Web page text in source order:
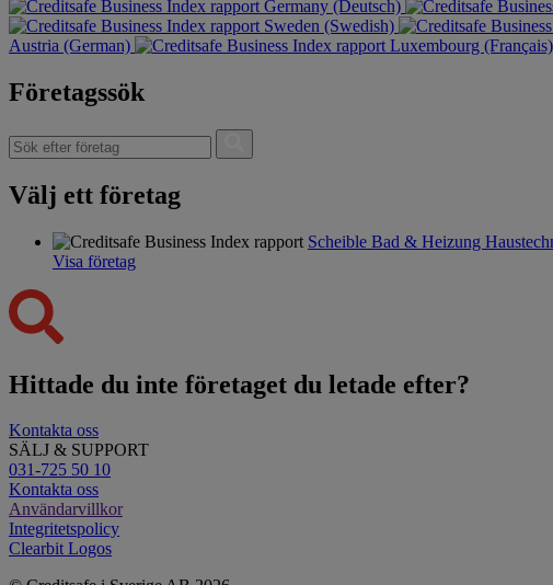
Germany (Deutsch)
Sweden (Swedish)
Austria (German)
Luxembourg (Français)
Företagssök
Välj ett företag
Scheible Bad & Heizung
Visa företag
Hittade du inte företaget du letade efter?
Kontakta oss
SÄLJ & SUPPORT
031-725 50 10
Kontakta oss
Användarvillkor
Integritetspolicy
Clearbit Logos